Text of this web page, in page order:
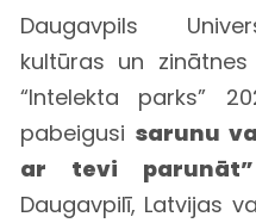
Daugavpils
kultūras un
“Intelekta parks”
pabeigusi sarunu
ar tevi parunāt”
Daugavpilī, Latvijas